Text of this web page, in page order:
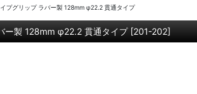
プグリップ ラバー製 128mm φ22.2 貫通タイプ
ー製 128mm φ22.2 貫通タイプ [201-202]